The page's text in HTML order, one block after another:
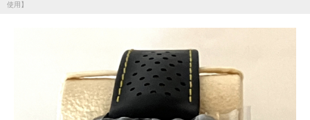
使用】